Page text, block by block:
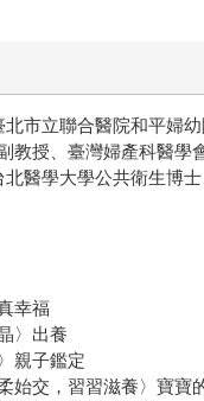
市立聯合醫院和平婦
教授、臺灣婦產科醫學
醫學大學公共衛生博士
幸福
〉出養
親子鑑定
始交，習習滋養〉寶寶